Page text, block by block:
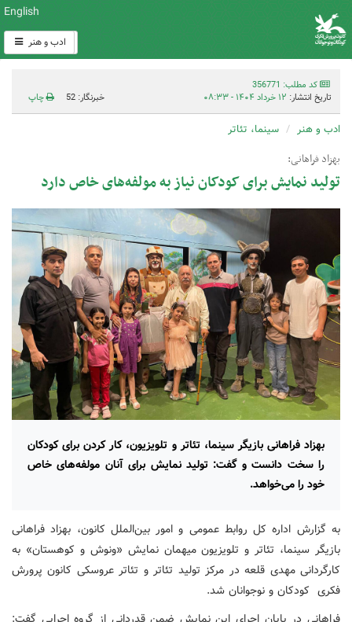
English
ادب و هنر
کد مطلب: 356771
تاریخ انتشار: ۱۲ خرداد ۱۴۰۴ - ۰۸:۳۳ خبرنگار: 52 چاپ
ادب و هنر سینما، تئاتر
بهزاد فراهانی:
تولید نمایش برای کودکان نیاز به مولفه‌های خاص دارد
بهزاد فراهانی بازیگر سینما، تئاتر و تلویزیون، کار کردن برای کودکان
را سخت دانست و گفت: تولید نمایش برای آنان مولفه‌های خاص
خود را می‌خواهد.
به گزارش اداره کل روابط عمومی و امور بین‌الملل کانون، بهزاد فراهانی
بازیگر سینما، تئاتر و تلویزیون میهمان نمایش «ونوش و کوهستان» به
کارگردانی مهدی قلعه در مرکز تولید تئاتر و تئاتر عروسکی کانون پرورش
فکری کودکان و نوجوانان شد.